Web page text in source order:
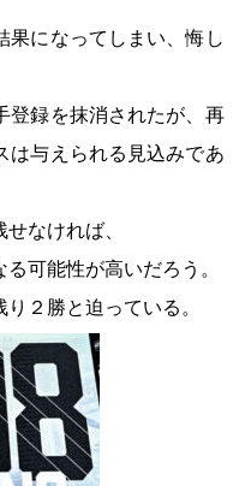
果になってしまい、悔し
登録を抹消されたが、再
は与えられる見込みであ
なければ、
可能性が高いだろう。
２勝と迫っている。